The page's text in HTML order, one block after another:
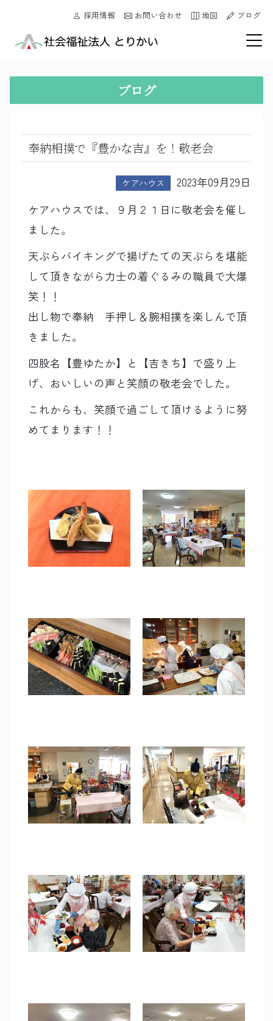
採用情報 お問い合わせ 地図 ブログ
ブログ
奉納相撲で『豊かな吉』を！敬老会
ケアハウス
2023年09月29日
ケアハウスでは、９月２１日に敬老会を催し
ました。
天ぷらバイキングで揚げたての天ぷらを堪能
して頂きながら力士の着ぐるみの職員で大爆
笑！！
出し物で奉納 手押し＆腕相撲を楽しんで頂
きました。
四股名【豊ゆたか】と【吉きち】で盛り上
げ、おいしいの声と笑顔の敬老会でした。
これからも、笑顔で過ごして頂けるように努
めてまります！！